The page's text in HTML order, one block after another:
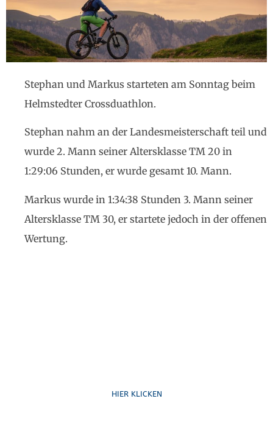
Stephan und Markus starteten am Sonntag beim
Helmstedter Crossduathlon.
Stephan nahm an der Landesmeisterschaft teil und
wurde 2. Mann seiner Altersklasse TM 20 in
1:29:06 Stunden, er wurde gesamt 10. Mann.
Markus wurde in 1:34:38 Stunden 3. Mann seiner
Altersklasse TM 30, er startete jedoch in der offenen
Wertung.
HIER KLICKEN